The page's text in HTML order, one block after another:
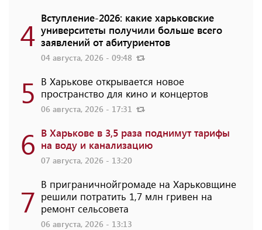
4 Вступление-2026: какие харьковские
университеты получили больше всего
заявлений от абитуриентов
04 августа, 2026 - 09:48
5 В Харькове открывается новое
пространство для кино и концертов
06 августа, 2026 - 17:31
6 В Харькове в 3,5 раза поднимут тарифы
на воду и канализацию
07 августа, 2026 - 13:20
7 В приграничнойгромаде на Харьковщине
решили потратить 1,7 млн ​​гривен на
ремонт сельсовета
06 августа, 2026 - 13:13